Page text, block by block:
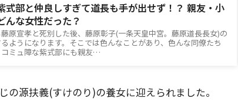
式部と仲良しすぎて道長も手が出せず！？ 親友・小
んな女性だった？
原宣孝と死別した後、藤原彰子(一条天皇中宮。藤原道長長女)の
ようになります。そこでは色んなことがあり、色んな同僚たち
コミュ障な紫式部にも親友…
の源扶義(すけのり)の養女に迎えられました。